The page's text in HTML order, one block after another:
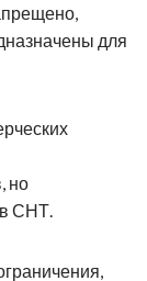
для
но
СНТ.